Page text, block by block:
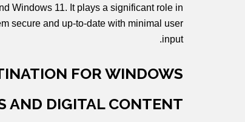
Windows 11. It plays a significant role in
secure and up-to-date with minimal user
input.
FOR WINDOWS
AND DIGITAL CONTENT